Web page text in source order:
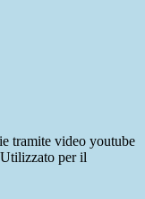
tramite video youtube
per il